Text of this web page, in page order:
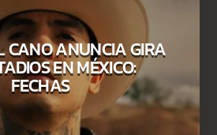
CANO ANUNCIA GIRA
EN MÉXICO:
FECHAS